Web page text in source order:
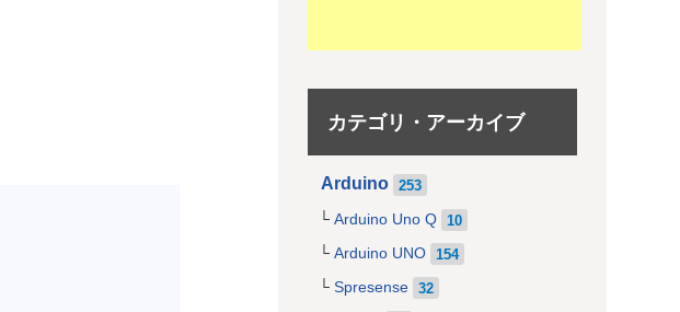
カテゴリ・アーカイブ
Arduino 253
Arduino Uno Q 10
Arduino UNO 154
Spresense 32